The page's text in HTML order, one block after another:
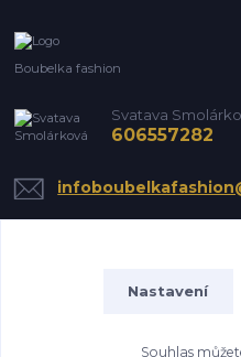
Boubelka fashion
Svatava
606557282
Nastavení
Souhlas